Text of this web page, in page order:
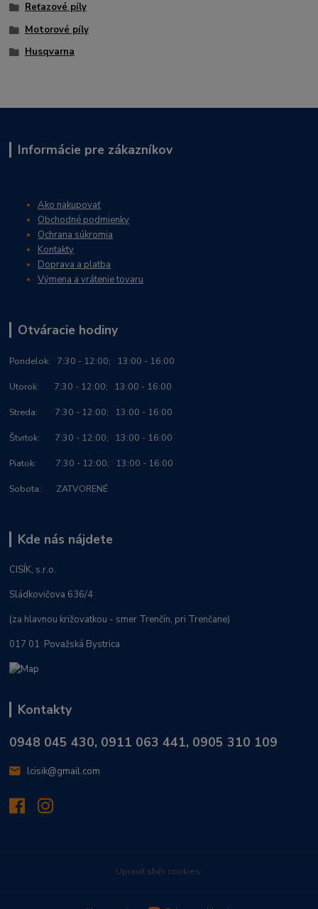
Reťazové píly
Motorové píly
Husqvarna
Informácie pre zákazníkov
Ako nakupovať
Obchodné podmienky
Ochrana súkromia
Kontakty
Doprava a platba
Výmena a vrátenie tovaru
Otváracie hodiny
Pondelok: 7:30 - 12:00; 13:00 - 16:00
Utorok: 7:30 - 12:00; 13:00 - 16:00
Streda: 7:30 - 12:00; 13:00 - 16:00
Štvrtok: 7:30 - 12:00; 13:00 - 16:00
Piatok: 7:30 - 12:00; 13:00 - 16:00
Sobota: ZATVORENÉ
Kde nás nájdete
CISÍK, s.r.o.
Sládkovičova 636/4
(za hlavnou križovatkou - smer Trenčín, pri Trenčane)
017 01 Považská Bystrica
Kontakty
0948 045 430, 0911 063 441, 0905 310 109
lcisik@gmail.com
Upravit sběr cookies.